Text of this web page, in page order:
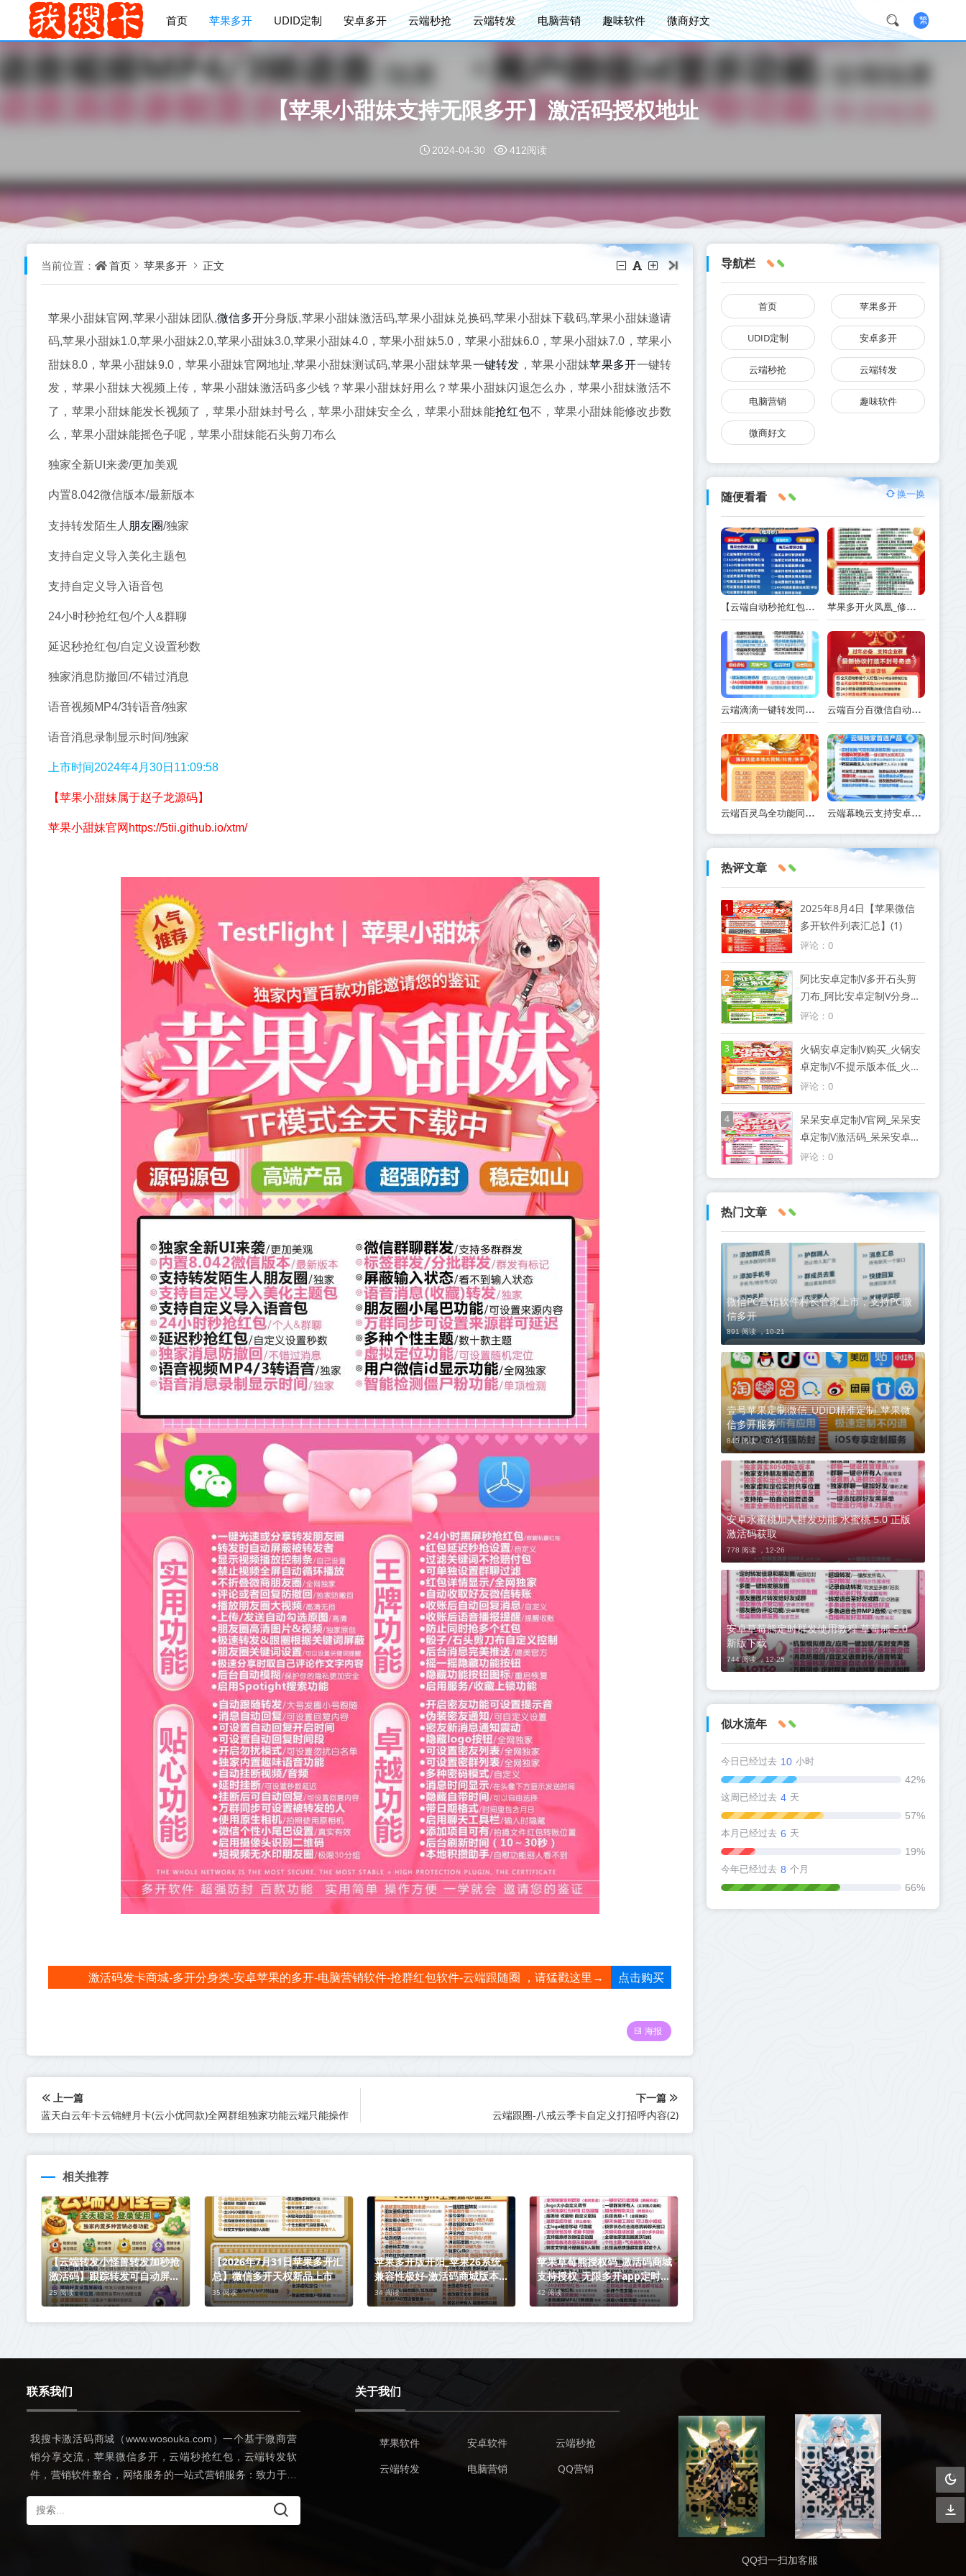
首页 苹果多开 UDID定制 安卓多开 云端秒抢 云端转发 电脑营销 趣味软件 微商好文 繁
【苹果小甜妹支持无限多开】激活码授权地址
2024-04-30 412阅读
当前位置： 首页 苹果多开 正文
苹果小甜妹官网,苹果小甜妹团队,微信多开分身版,苹果小甜妹激活码,苹果小甜妹兑换码,苹果小甜妹下载码,苹果小甜妹邀请
码,苹果小甜妹1.0,苹果小甜妹2.0,苹果小甜妹3.0,苹果小甜妹4.0，苹果小甜妹5.0，苹果小甜妹6.0，苹果小甜妹7.0，苹果小
甜妹8.0，苹果小甜妹9.0，苹果小甜妹官网地址,苹果小甜妹测试码,苹果小甜妹苹果一键转发 ，苹果小甜妹苹果多开一键转
发，苹果小甜妹大视频上传，苹果小甜妹激活码多少钱？苹果小甜妹好用么？苹果小甜妹闪退怎么办，苹果小甜妹激活不
了，苹果小甜妹能发长视频了，苹果小甜妹封号么，苹果小甜妹安全么，苹果小甜妹能抢红包不，苹果小甜妹能修改步数
么，苹果小甜妹能摇色子呢，苹果小甜妹能石头剪刀布么
独家全新UI来袭/更加美观
内置8.042微信版本/最新版本
支持转发陌生人 朋友圈/独家
支持自定义导入美化主题包
支持自定义导入语音包
24小时秒抢红包/个人&群聊
延迟秒抢红包/自定义设置秒数
独家消息防撤回/不错过消息
语音视频MP4/3转语音/独家
语音消息录制显示时间/独家
上市时间2024年4月30日11:09:58
【苹果小甜妹属于赵子龙源码】
苹果小甜妹官网https://5tii.github.io/xtm/
激活码发卡商城-多开分身类-安卓苹果的多开-电脑营销软件-抢群红包软件-云端跟随圈 ，请猛戳这里→ 点击购买
海报
上一篇
蓝天白云年卡云锦鲤月卡(云小优同款)全网群组独家功能云端只能操作
下一篇
云端跟圈-八戒云季卡自定义打招呼内容(2)
相关推荐
【云端转发小怪兽转发加秒抢
激活码】跟踪转发可自动屏蔽
被转发者《云端转发小怪兽转
发加秒抢封号么》
25 阅读
【2026年7月31日苹果多开汇
总】微信多开天权新品上市
35 阅读
苹果多开版开阳_苹果26系统
兼容性极好-激活码商城版本震
撼来袭
34 阅读
苹果草莓熊授权码_激活码商城
支持授权_无限多开app定时发
圈版本
42 阅读
导航栏
首页 苹果多开
UDID定制 安卓多开
云端秒抢 云端转发
电脑营销 趣味软件
微商好文
随便看看 换一换
【云端自动秒抢红包皓月云秒抢红包官网】自动秒抢个人红包 苹果多开火凤凰_修改步数版本-支持修改桌面logo和名字
云端滴滴一键转发同步跟随朋友圈软件_官方微信一键转发 云端百分百微信自动抢红包操作流程百分百激活码续费云端秒抢辅助工具
云端百灵鸟全功能同步转发朋友圈软件_官方微信一键转发 云端幕晚云支持安卓鸿蒙新版系统_官方微信一键转发
热评文章
1
2025年8月4日【苹果微信
多开软件列表汇总】(1)
评论：0
2
阿比安卓定制V多开石头剪
刀布_阿比安卓定制V分身全
新图文教程
评论：0
3
火锅安卓定制V购买_火锅安
卓定制V不提示版本低_火锅
安卓定制V测试版8.0
评论：0
4
呆呆安卓定制V官网_呆呆安
卓定制V激活码_呆呆安卓定
制V授权码优秀服务商
评论：0
热门文章
微信PC营销软件村长管家上市，支持PC微
信多开
891 阅读 ，10-21
壹号苹果定制微信_UDID精准定制_苹果微
信多开服务
845 阅读 ，01-01
安卓水蜜桃加人群发功能 水蜜桃 5.0 正版
激活码获取
778 阅读 ， 12-26
安卓草莓熊定时群发使用教程 草莓熊 5.0
新版下载
744 阅读 ， 12-25
似水流年
今日已经过去 10 小时
42%
这周已经过去 4 天
57%
本月已经过去 6 天
19%
今年已经过去 8 个月
66%
联系我们
我搜卡激活码商城（www.wosouka.com）一个基于微商营
销分享交流，苹果微信多开，云端秒抢红包，云端转发软
件，营销软件整合，网络服务的一站式营销服务：致力于打
浪服务。希望可以和朋友们一起学习交流！
关于我们
苹果软件 安卓软件
云端秒抢
云端转发
电脑营销 QQ营销
QQ扫一扫加客服